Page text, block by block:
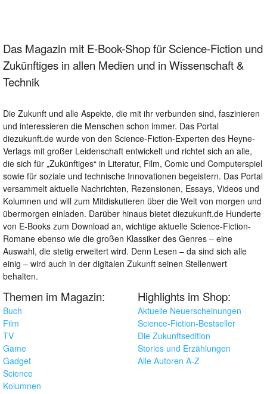
Das Magazin mit E-Book-Shop für Science-Fiction und
Zukünftiges in allen Medien und in Wissenschaft &
Technik
Die Zukunft und alle Aspekte, die mit ihr verbunden sind, faszinieren
und interessieren die Menschen schon immer. Das Portal
diezukunft.de wurde von den Science-Fiction-Experten des Heyne-
Verlags mit großer Leidenschaft entwickelt und richtet sich an alle,
die sich für „Zukünftiges“ in Literatur, Film, Comic und Computerspiel
sowie für soziale und technische Innovationen begeistern. Das Portal
versammelt aktuelle Nachrichten, Rezensionen, Essays, Videos und
Kolumnen und will zum Mitdiskutieren über die Welt von morgen und
übermorgen einladen. Darüber hinaus bietet diezukunft.de Hunderte
von E-Books zum Download an, wichtige aktuelle Science-Fiction-
Romane ebenso wie die großen Klassiker des Genres – eine
Auswahl, die stetig erweitert wird. Denn Lesen – da sind sich alle
einig – wird auch in der digitalen Zukunft seinen Stellenwert
behalten.
Themen im Magazin:
Buch
Film
TV
Game
Gadget
Science
Kolumnen
Highlights im Shop:
Aktuelle Neuerscheinungen
Science-Fiction-Bestseller
Die Zukunftsedition
Stories und Erzählungen
Alle Autoren A-Z